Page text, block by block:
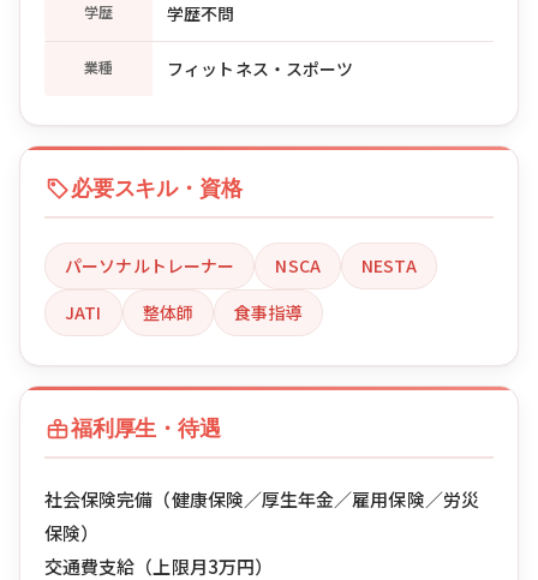
学歴 学歴不問
業種 フィットネス・スポーツ
必要スキル・資格
パーソナルトレーナー NSCA
NESTA
JATI
整体師 食事指導
福利厚生・待遇
社会保険完備（健康保険／厚生年金／雇用保険／労災
保険）
交通費支給（上限月3万円）